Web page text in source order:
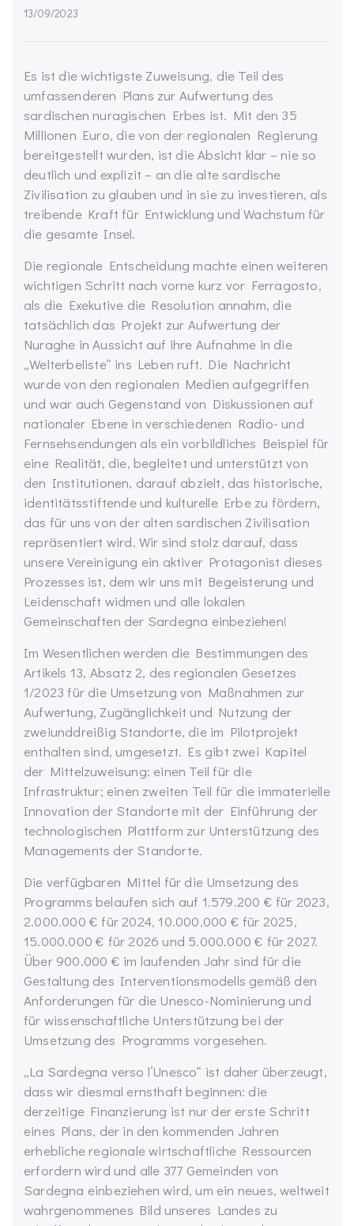
13/09/2023
Es ist die wichtigste Zuweisung, die Teil des
umfassenderen Plans zur Aufwertung des
sardischen nuragischen Erbes ist. Mit den 35
Millionen Euro, die von der regionalen Regierung
bereitgestellt wurden, ist die Absicht klar – nie so
deutlich und explizit – an die alte sardische
Zivilisation zu glauben und in sie zu investieren, als
treibende Kraft für Entwicklung und Wachstum für
die gesamte Insel.
Die regionale Entscheidung machte einen weiteren
wichtigen Schritt nach vorne kurz vor Ferragosto,
als die Exekutive die Resolution annahm, die
tatsächlich das Projekt zur Aufwertung der
Nuraghe in Aussicht auf ihre Aufnahme in die
„Welterbeliste“ ins Leben ruft. Die Nachricht
wurde von den regionalen Medien aufgegriffen
und war auch Gegenstand von Diskussionen auf
nationaler Ebene in verschiedenen Radio- und
Fernsehsendungen als ein vorbildliches Beispiel für
eine Realität, die, begleitet und unterstützt von
den Institutionen, darauf abzielt, das historische,
identitätsstiftende und kulturelle Erbe zu fördern,
das für uns von der alten sardischen Zivilisation
repräsentiert wird. Wir sind stolz darauf, dass
unsere Vereinigung ein aktiver Protagonist dieses
Prozesses ist, dem wir uns mit Begeisterung und
Leidenschaft widmen und alle lokalen
Gemeinschaften der Sardegna einbeziehen!
Im Wesentlichen werden die Bestimmungen des
Artikels 13, Absatz 2, des regionalen Gesetzes
1/2023 für die Umsetzung von Maßnahmen zur
Aufwertung, Zugänglichkeit und Nutzung der
zweiunddreißig Standorte, die im Pilotprojekt
enthalten sind, umgesetzt. Es gibt zwei Kapitel
der Mittelzuweisung: einen Teil für die
Infrastruktur; einen zweiten Teil für die immaterielle
Innovation der Standorte mit der Einführung der
technologischen Plattform zur Unterstützung des
Managements der Standorte.
Die verfügbaren Mittel für die Umsetzung des
Programms belaufen sich auf 1.579.200 € für 2023,
2.000.000 € für 2024, 10.000.000 € für 2025,
15.000.000 € für 2026 und 5.000.000 € für 2027.
Über 900.000 € im laufenden Jahr sind für die
Gestaltung des Interventionsmodells gemäß den
Anforderungen für die Unesco-Nominierung und
für wissenschaftliche Unterstützung bei der
Umsetzung des Programms vorgesehen.
„La Sardegna verso l’Unesco“ ist daher überzeugt,
dass wir diesmal ernsthaft beginnen: die
derzeitige Finanzierung ist nur der erste Schritt
eines Plans, der in den kommenden Jahren
erhebliche regionale wirtschaftliche Ressourcen
erfordern wird und alle 377 Gemeinden von
Sardegna einbeziehen wird, um ein neues, weltweit
wahrgenommenes Bild unseres Landes zu